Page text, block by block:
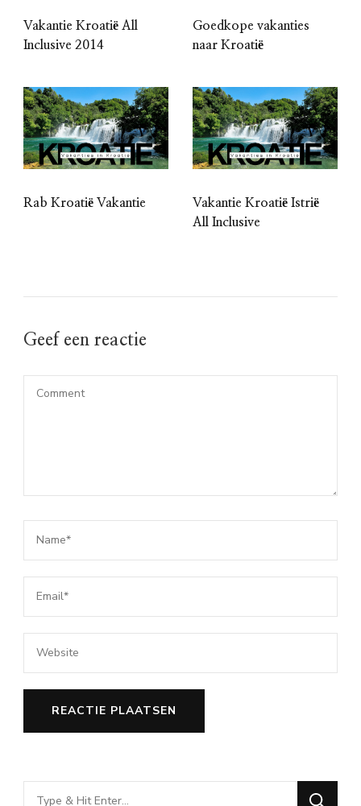
Vakantie Kroatië All
Inclusive 2014
Goedkope vakanties
naar Kroatië
Rab Kroatië Vakantie
Vakantie Kroatië Istrië
All Inclusive
Geef een reactie
Looking